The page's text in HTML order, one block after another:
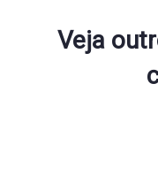
Veja